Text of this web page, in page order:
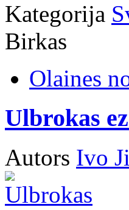
Kategorija
Birkas
Olaines
Ulbrokas
Autors Ivo